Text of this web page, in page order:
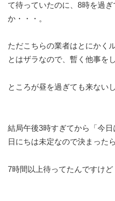
て待っていたのに、 8時を過ぎ
か・・・。
ただこちらの業者はとにかく
とはザラなので、暫く他事を
ところが昼を過ぎても来ない
結局午後3時すぎてから「今日
日にちは未定なので決まった
7時間以上待ってたんですけど